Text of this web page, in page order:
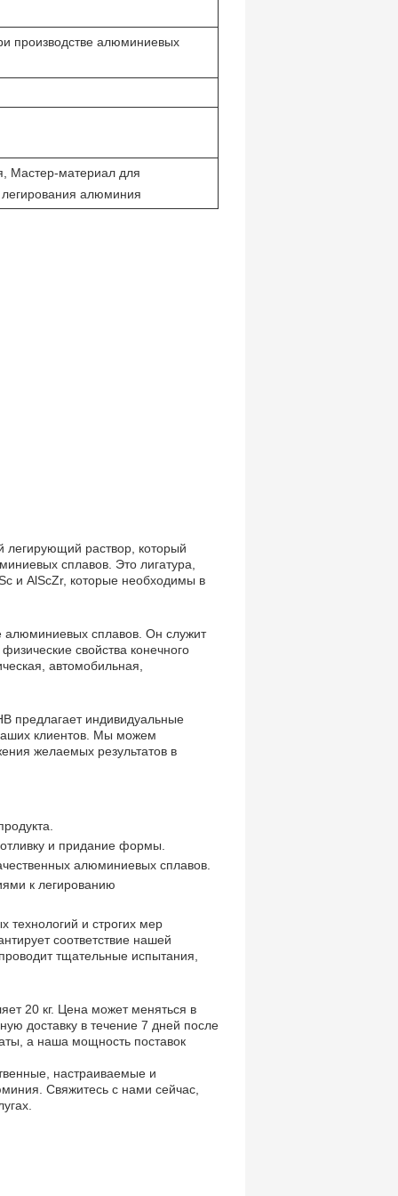
производстве алюминиевых
Мастер-материал для
алюминия
легирующий раствор, который
сплавов. Это лигатура,
и AlScZr, которые необходимы в
алюминиевых сплавов. Он служит
свойства конечного
автомобильная,
предлагает индивидуальные
клиентов. Мы можем
желаемых результатов в
и придание формы.
алюминиевых сплавов.
к легированию
технологий и строгих мер
соответствие нашей
тщательные испытания,
20 кг. Цена может меняться в
доставку в течение 7 дней после
а наша мощность поставок
настраиваемые и
Свяжитесь с нами сейчас,